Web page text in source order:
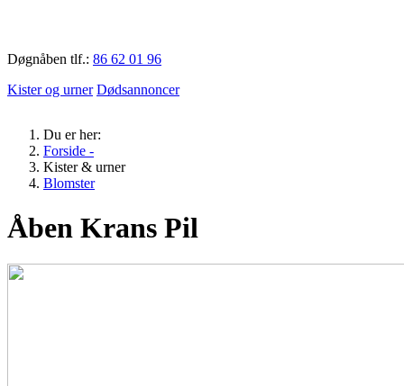
Døgnåben tlf.: 86 62 01 96
Kister og urner Dødsannoncer
Du er her:
Forside -
Kister & urner
Blomster
Åben Krans Pil